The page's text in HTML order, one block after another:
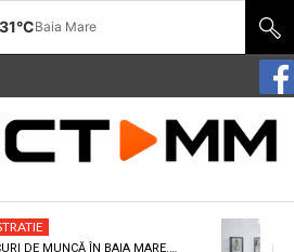
31°CBaia Mare
DE MUNCĂ ÎN BAIA MARE.…